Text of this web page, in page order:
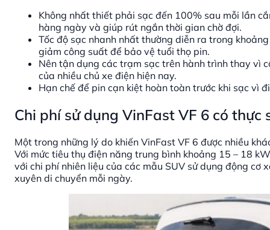
Không nhất thiết phải sạc đến 100% sau mỗi lần
hàng ngày và giúp rút ngắn thời gian chờ đợi.
Tốc độ sạc nhanh nhất thường diễn ra trong
giảm công suất để bảo vệ tuổi thọ pin.
Nên tận dụng các trạm sạc trên hành trình thay vì
của nhiều chủ xe điện hiện nay.
Hạn chế để pin cạn kiệt hoàn toàn trước khi sạc vì
Chi phí sử dụng VinFast VF 6 có thực
Một trong những lý do khiến VinFast VF 6 được nhiều
Với mức tiêu thụ điện năng trung bình khoảng 15 – 18
với chi phí nhiên liệu của các mẫu SUV sử dụng động
xuyên di chuyển mỗi ngày.